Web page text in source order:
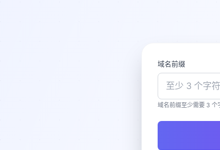
域名前缀
域名前缀至少需要 3 个